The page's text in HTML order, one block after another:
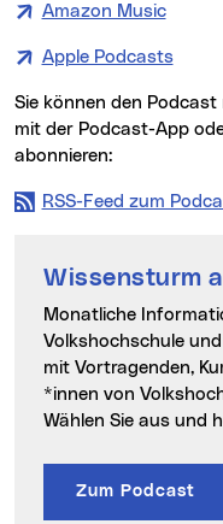
Amazon Music
Apple Podcasts
Sie können den
mit der Podcast-App
abonnieren:
RSS-Feed zum
Monatliche Information über die Veranstaltungen der
Volks­hoch­schule
mit Vortragenden,
*innen von
Wählen Sie aus und
Zum Podcast